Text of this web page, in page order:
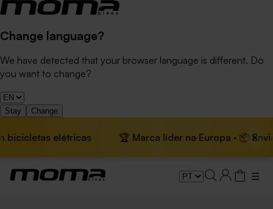
Change language?
We have detected that your browser language is different. Do
you want to change?
Stay Change
elétricas 🏆 Marca líder na Europa · 📦 Envio
×
☰